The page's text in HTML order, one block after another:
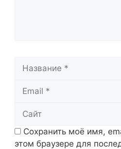
Сохранить моё имя,
этом браузере для